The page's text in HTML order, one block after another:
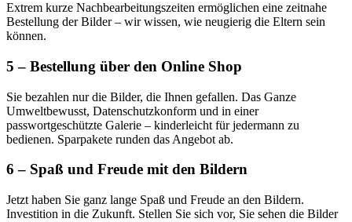
Extrem kurze Nachbearbeitungszeiten ermöglichen eine zeitnahe
Bestellung der Bilder – wir wissen, wie neugierig die Eltern sein
können.
5 – Bestellung über den Online Shop
Sie bezahlen nur die Bilder, die Ihnen gefallen. Das Ganze
Umweltbewusst, Datenschutzkonform und in einer
passwortgeschützte Galerie – kinderleicht für jedermann zu
bedienen. Sparpakete runden das Angebot ab.
6 – Spaß und Freude mit den Bildern
Jetzt haben Sie ganz lange Spaß und Freude an den Bildern.
Investition in die Zukunft. Stellen Sie sich vor, Sie sehen die Bilder